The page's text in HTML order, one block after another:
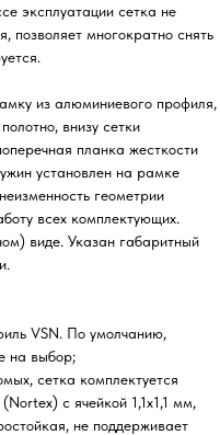
эксплуатации сетка не
позволяет многократно снять
из алюминиевого профиля,
внизу сетки
планка жесткости
установлен на рамке
геометрии
всех комплектующих.
виде. Указан габаритный
VSN. По умолчанию,
на выбор;
сетка комплектуется
с ячейкой 1,1х1,1 мм,
не поддерживает